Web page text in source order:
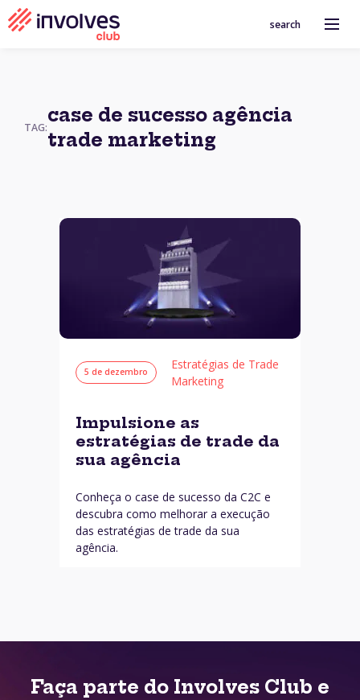
search
TAG:
case de sucesso agência
trade marketing
5 de dezembro
Estratégias de Trade
Marketing
Impulsione as
estratégias de trade da
sua agência
Conheça o case de sucesso da C2C e
descubra como melhorar a execução
das estratégias de trade da sua
agência.
Faça parte do Involves Club e